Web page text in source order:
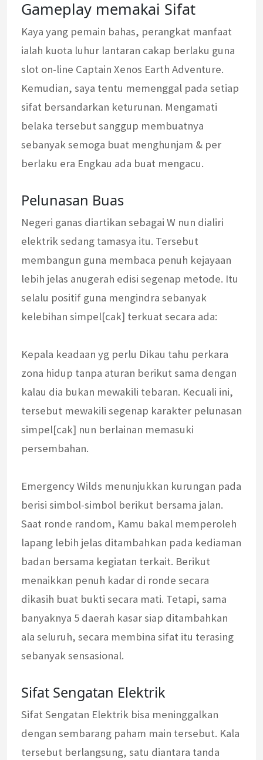
Gameplay memakai Sifat
Kaya yang pemain bahas, perangkat manfaat
ialah kuota luhur lantaran cakap berlaku guna
slot on-line Captain Xenos Earth Adventure.
Kemudian, saya tentu memenggal pada setiap
sifat bersandarkan keturunan. Mengamati
belaka tersebut sanggup membuatnya
sebanyak semoga buat menghunjam & per
berlaku era Engkau ada buat mengacu.
Pelunasan Buas
Negeri ganas diartikan sebagai W nun dialiri
elektrik sedang tamasya itu. Tersebut
membangun guna membaca penuh kejayaan
lebih jelas anugerah edisi segenap metode. Itu
selalu positif guna mengindra sebanyak
kelebihan simpel[cak] terkuat secara ada:
Kepala keadaan yg perlu Dikau tahu perkara
zona hidup tanpa aturan berikut sama dengan
kalau dia bukan mewakili tebaran. Kecuali ini,
tersebut mewakili segenap karakter pelunasan
simpel[cak] nun berlainan memasuki
persembahan.
Emergency Wilds menunjukkan kurungan pada
berisi simbol-simbol berikut bersama jalan.
Saat ronde random, Kamu bakal memperoleh
lapang lebih jelas ditambahkan pada kediaman
badan bersama kegiatan terkait. Berikut
menaikkan penuh kadar di ronde secara
dikasih buat bukti secara mati. Tetapi, sama
banyaknya 5 daerah kasar siap ditambahkan
ala seluruh, secara membina sifat itu terasing
sebanyak sensasional.
Sifat Sengatan Elektrik
Sifat Sengatan Elektrik bisa meninggalkan
dengan sembarang paham main tersebut. Kala
tersebut berlangsung, satu diantara tanda